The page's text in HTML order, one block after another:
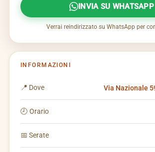
INVIA SU WHATSAPP
Verrai reindirizzato su WhatsApp per
INFORMAZIONI
📍 Dove Via Nazionale
🕗 Orario
📅 Serate